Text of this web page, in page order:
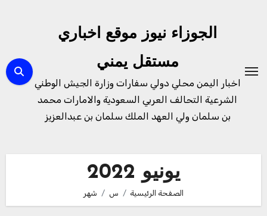
الجوزاء نيوز موقع اخباري
مستقل يمني
اخبار اليمن محلي دولي سفارات وزارة الجيش الوطني
الشرعية التحالف العربي السعودية والامارات محمد
بن سلمان ولي العهد الملك سلمان بن عبدالعزيز
يونيو 2022
الصفحة الرئيسية س شهر